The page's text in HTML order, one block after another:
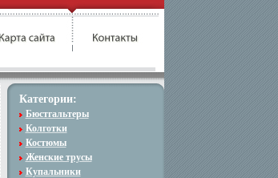
Категории:
Бюстгальтеры
Колготки
Костюмы
Женские трусы
Купальники